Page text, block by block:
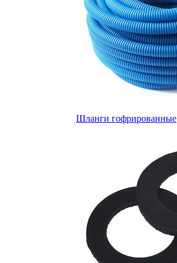
Шланги гофрированные